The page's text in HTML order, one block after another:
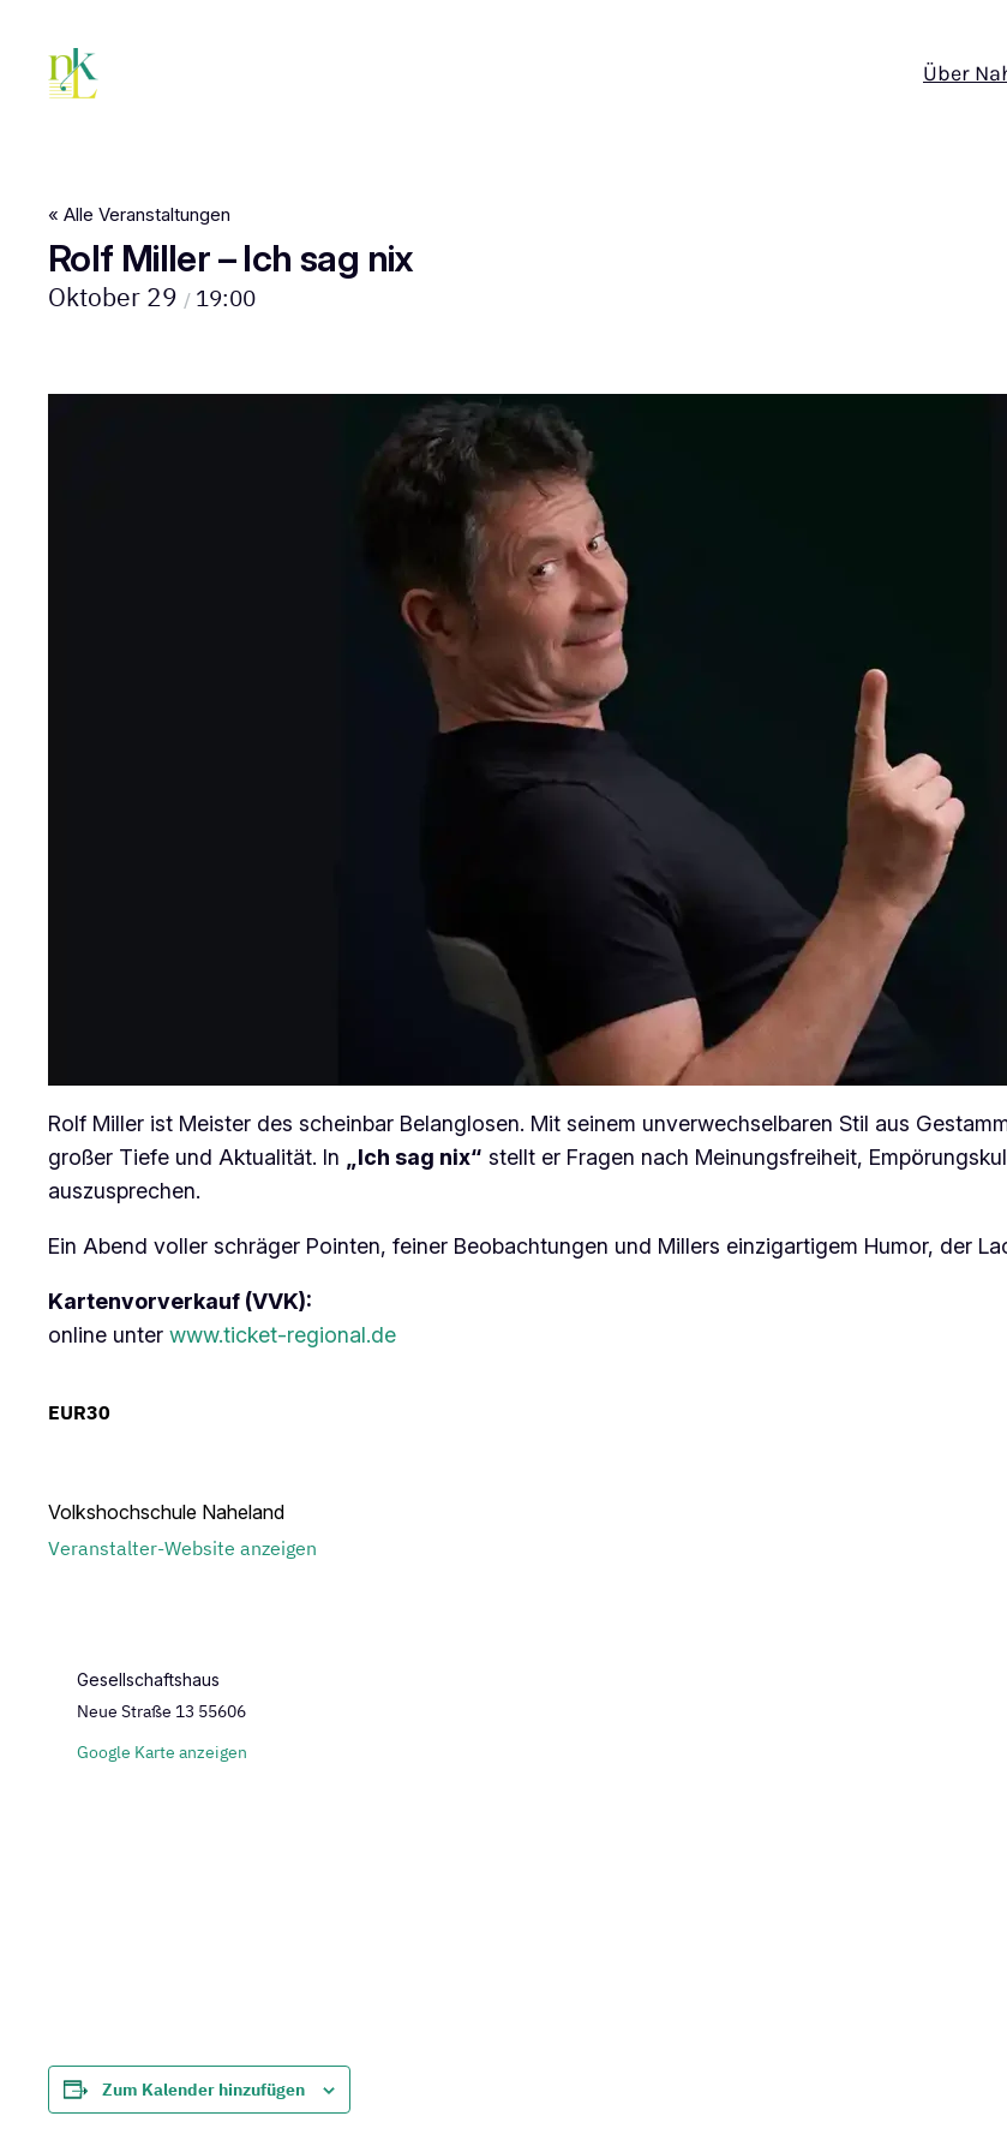
Über
« Alle Veranstaltungen
Rolf Miller – Ich sag nix
Oktober 29 / 19:00
Rolf Miller ist Meister des scheinbar Belanglosen. Mit seinem unverwechselbaren Stil aus
großer Tiefe und Aktualität. In
„Ich sag nix“ stellt er Fragen nach Meinungsfreiheit,
auszusprechen.
Ein Abend voller schräger Pointen, feiner Beobachtungen und Millers einzigartigem Humor, der
Kartenvorverkauf (VVK):
online unter www.ticket-regional.de
EUR30
Volkshochschule Naheland
Veranstalter-Website anzeigen
Gesellschaftshaus
Neue Straße 13 55606
Google Karte anzeigen
Zum Kalender hinzufügen